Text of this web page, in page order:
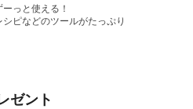
っと使える！
ピなどのツールがたっぷり
ゼント